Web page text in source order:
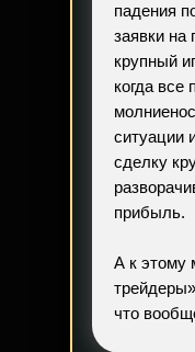
падения
заявки на
крупный
когда все
ситуации
сделку
прибыль.
А к этому
что